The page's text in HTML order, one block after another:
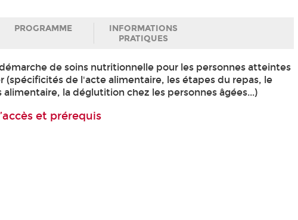
PROGRAMME
INFORMATIONS
PRATIQUES
de soins nutritionnelle pour les personnes atteintes
(spécificités de l'acte alimentaire, les étapes du repas, le
alimentaire, la déglutition chez les personnes âgées...)
et prérequis